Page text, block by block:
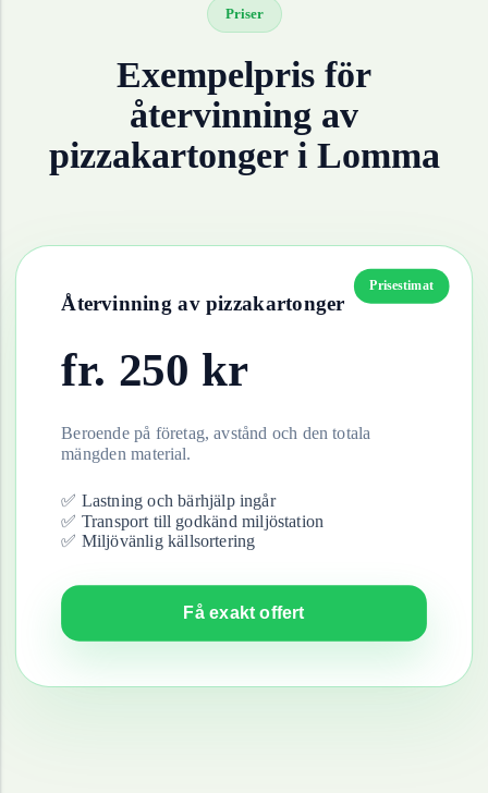
Priser
Exempelpris för
återvinning av
pizzakartongeri Lomma
Prisestimat
Återvinning av pizzakartonger
fr. 250 kr
Beroende på företag, avstånd och den totala
mängden material.
✅ Lastning och bärhjälp ingår
✅ Transport till godkänd miljöstation
✅ Miljövänlig källsortering
Få exakt offert